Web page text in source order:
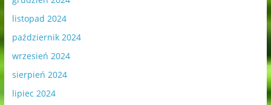
listopad 2024
październik 2024
wrzesień 2024
sierpień 2024
lipiec 2024